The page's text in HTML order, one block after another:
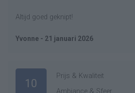
Altijd goed geknipt!
Yvonne - 21 januari 2026
10
Prijs & Kwaliteit
Ambiance & Sfeer